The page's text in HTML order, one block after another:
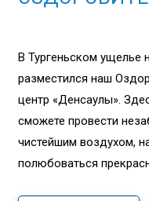
В Тургеньском ущелье
разместился наш
центр «Денсаулық».
сможете провести
чистейшим воздухом,
полюбоваться